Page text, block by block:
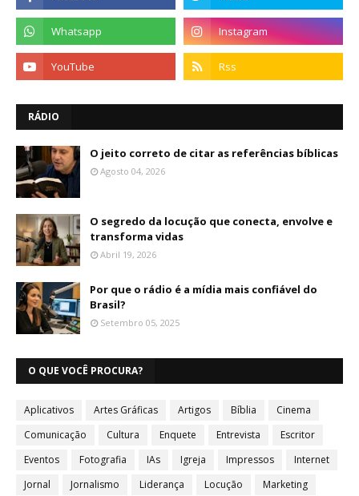
RÁDIO
O jeito correto de citar as referências bíblicas
Agosto 04, 2026
O segredo da locução que conecta, envolve e
transforma vidas
Abril 19, 2026
Por que o rádio é a mídia mais confiável do
Brasil?
Setembro 05, 2025
O QUE VOCÊ PROCURA?
Aplicativos Artes Gráficas Artigos Bíblia
Cinema
Comunicação
Cultura Enquete Entrevista
Escritor
Eventos
Fotografia IAs Igreja Impressos
Internet
Jornal
Jornalismo Liderança Locução Marketing